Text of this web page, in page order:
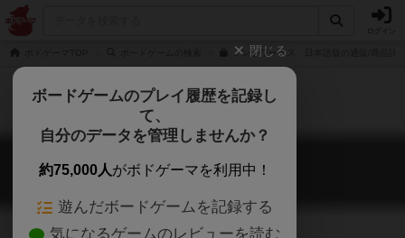
ミントワークス 日本語版の通販/商品詳
ミントワークス
Mint Works
閉じる
ボードゲームのプレイ履歴を記録し
て、
自分のデータを管理しませんか？
約75,000人がボドゲーマを利用中！
遊んだボードゲームを記録する
気になるゲームのレビューを読む